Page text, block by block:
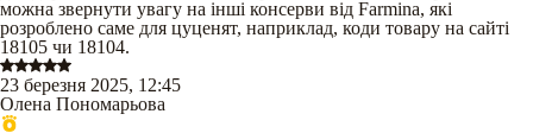
можна звернути увагу на інші консерви від Farmina, які
розроблено саме для цуценят, наприклад, коди товару на сайті
18105 чи 18104.
23 березня 2025, 12:45
Олена Пономарьова